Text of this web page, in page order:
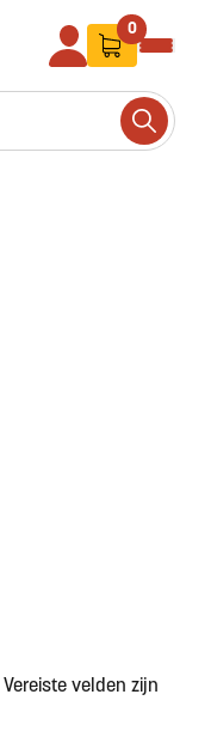
Search
0
Vereiste velden zijn